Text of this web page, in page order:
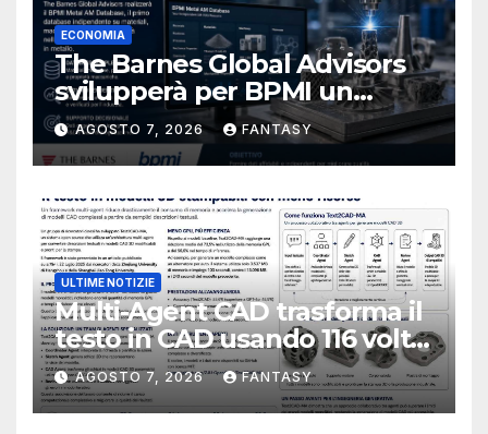
ECONOMIA
The Barnes Global Advisors
svilupperà per BPMI un
database per la stampa 3D
metallica destinata alla filiera
navale statunitense
AGOSTO 7, 2026 FANTASY
ULTIME NOTIZIE
Multi-Agent CAD trasforma il
testo in CAD usando 116 volte
meno token
AGOSTO 7, 2026 FANTASY